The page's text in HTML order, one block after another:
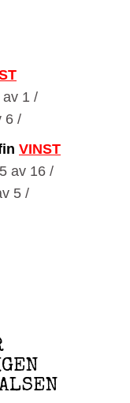
av 1 /
6 /
VINST
av 16 /
5 /